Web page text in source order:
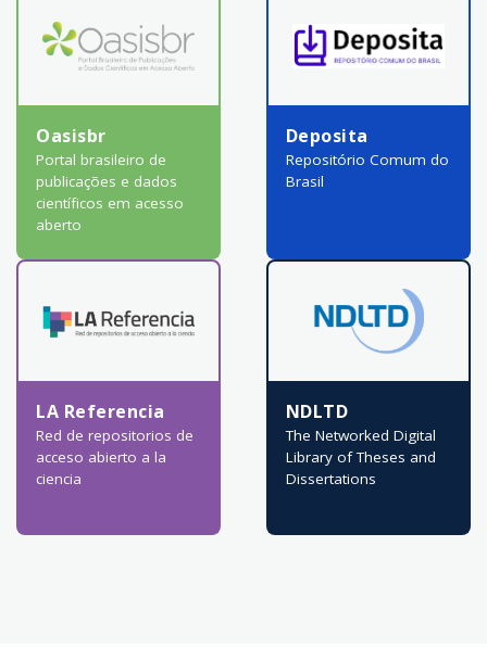
Oasisbr
Portal brasileiro de
publicações e dados
científicos em acesso
aberto
Deposita
Repositório Comum do
Brasil
LA Referencia
Red de repositorios de
acceso abierto a la
ciencia
NDLTD
The Networked Digital
Library of Theses and
Dissertations